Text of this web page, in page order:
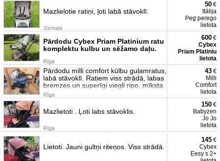
Mazlielotie ratiņi, ļoti labā stāvoklī.
Jūrmala
50 €
Itālija
Peg perego
lietota
Pārdodu Cybex Priam Platinium ratu
komplektu kulbu un sēžamo daļu.
Rīga
600 €
Cybex
Priam Platiniu
lietota
Pārdodu milli comfort kūlbu guļamratus,
labā stāvoklī. Ratiem viss strādā, labas
bremzes un superīgi viegli ripo, mīksta
Rīga
43 €
Milli
Comfort
lietota
Mazlietoti . Ļoti labs stāvoklis.
Rīga
150 €
Babyzen
Jo Jo
lietota
Lietoti. Jauni gultņi riteņos. Viss strādā.
145 €
Cybex
Eesy s 2+